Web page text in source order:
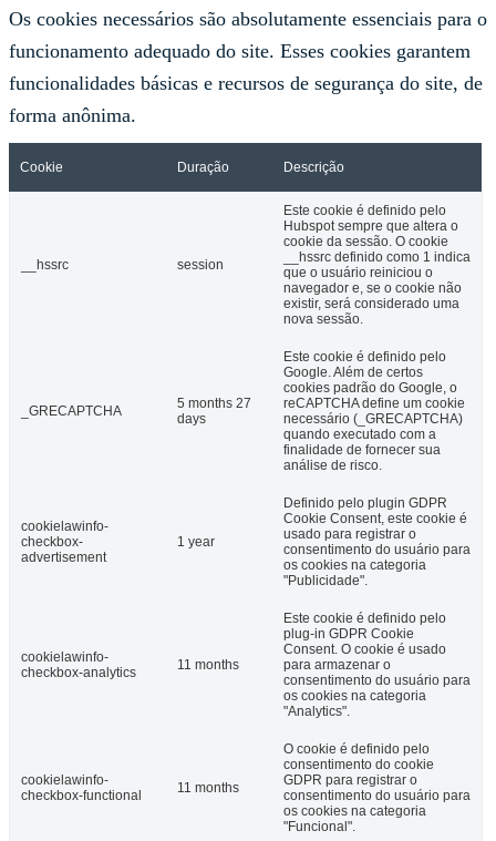
Os cookies necessários são absolutamente essenciais para o
funcionamento adequado do site. Esses cookies garantem
funcionalidades básicas e recursos de segurança do site, de
forma anônima.
Cookie Duração Descrição
__hssrc session
Este cookie é definido pelo
Hubspot sempre que altera o
cookie da sessão. O cookie
__hssrc definido como 1 indica
que o usuário reiniciou o
navegador e, se o cookie não
existir, será considerado uma
nova sessão.
_GRECAPTCHA
5 months 27
days
Este cookie é definido pelo
Google. Além de certos
cookies padrão do Google, o
reCAPTCHA define um cookie
necessário (_GRECAPTCHA)
quando executado com a
finalidade de fornecer sua
análise de risco.
cookielawinfo-
checkbox-
advertisement
1 year
Definido pelo plugin GDPR
Cookie Consent, este cookie é
usado para registrar o
consentimento do usuário para
os cookies na categoria
"Publicidade".
cookielawinfo-
checkbox-analytics
11 months
Este cookie é definido pelo
plug-in GDPR Cookie
Consent. O cookie é usado
para armazenar o
consentimento do usuário para
os cookies na categoria
"Analytics".
cookielawinfo-
checkbox-functional
11 months
O cookie é definido pelo
consentimento do cookie
GDPR para registrar o
consentimento do usuário para
os cookies na categoria
"Funcional".